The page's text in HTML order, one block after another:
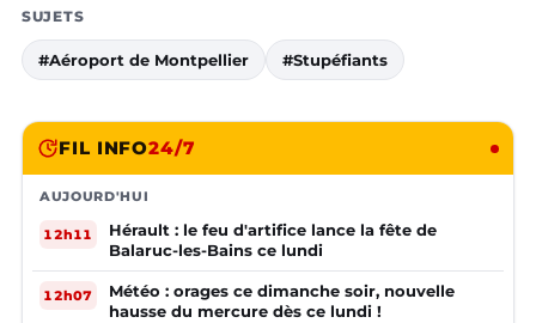
SUJETS
#Aéroport de Montpellier #Stupéfiants
FIL INFO24/7
AUJOURD'HUI
12h11
Hérault : le feu d'artifice lance la fête de
Balaruc-les-Bains ce lundi
12h07
Météo : orages ce dimanche soir, nouvelle
hausse du mercure dès ce lundi !